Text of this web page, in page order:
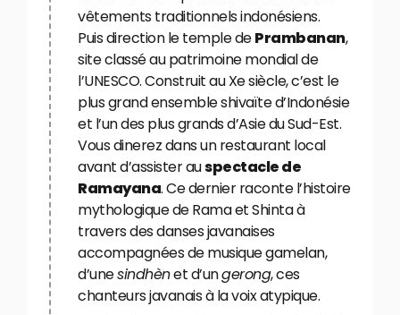
vêtements traditionnels indonésiens.
Puis direction le temple dePrambanan,
site classé au patrimoine mondial de
l’UNESCO. Construit au Xe siècle, c’est le
plus grand ensemble shivaïte d’Indonésie
et l’un des plus grands d’Asie du Sud-Est.
Vous dinerez dans un restaurant local
avant d’assister auspectacle de
Ramayana. Ce dernier raconte l’histoire
mythologique de Rama et Shinta à
travers des danses javanaises
accompagnées de musique gamelan,
d’unesindhènet d’ungerong, ces
chanteurs javanais à la voix atypique.